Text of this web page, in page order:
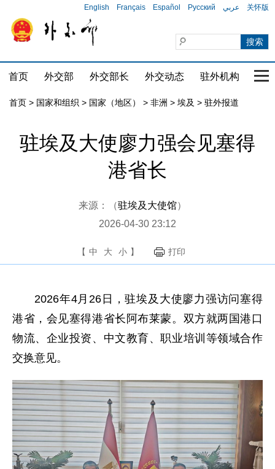
English Français Español Русский عربي 关怀版
首页 外交部 外交部长 外交动态 驻外机构 国
首页 > 国家和组织 > 国家（地区） > 非洲 > 埃及 > 驻外报道
驻埃及大使廖力强会见塞得
港省长
来源：（驻埃及大使馆）
2026-04-30 23:12
【 中 大 小 】 打印
2026年4月26日，驻埃及大使廖力强访问塞得
港省，会见塞得港省长阿布莱蒙。双方就两国港口
物流、企业投资、中文教育、职业培训等领域合作
交换意见。